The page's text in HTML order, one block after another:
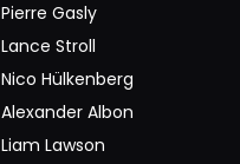
Pierre Gasly
Lance Stroll
Nico Hülkenberg
Alexander Albon
Liam Lawson